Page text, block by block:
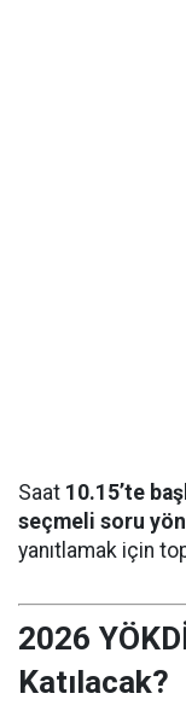
Saat 10.15’te
seçmeli soru
yanıtlamak için
2026
Katılacak?